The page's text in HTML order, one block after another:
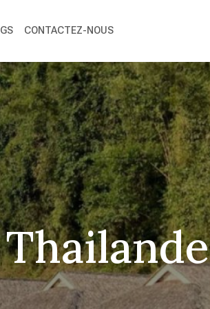
CONTACTEZ-NOUS